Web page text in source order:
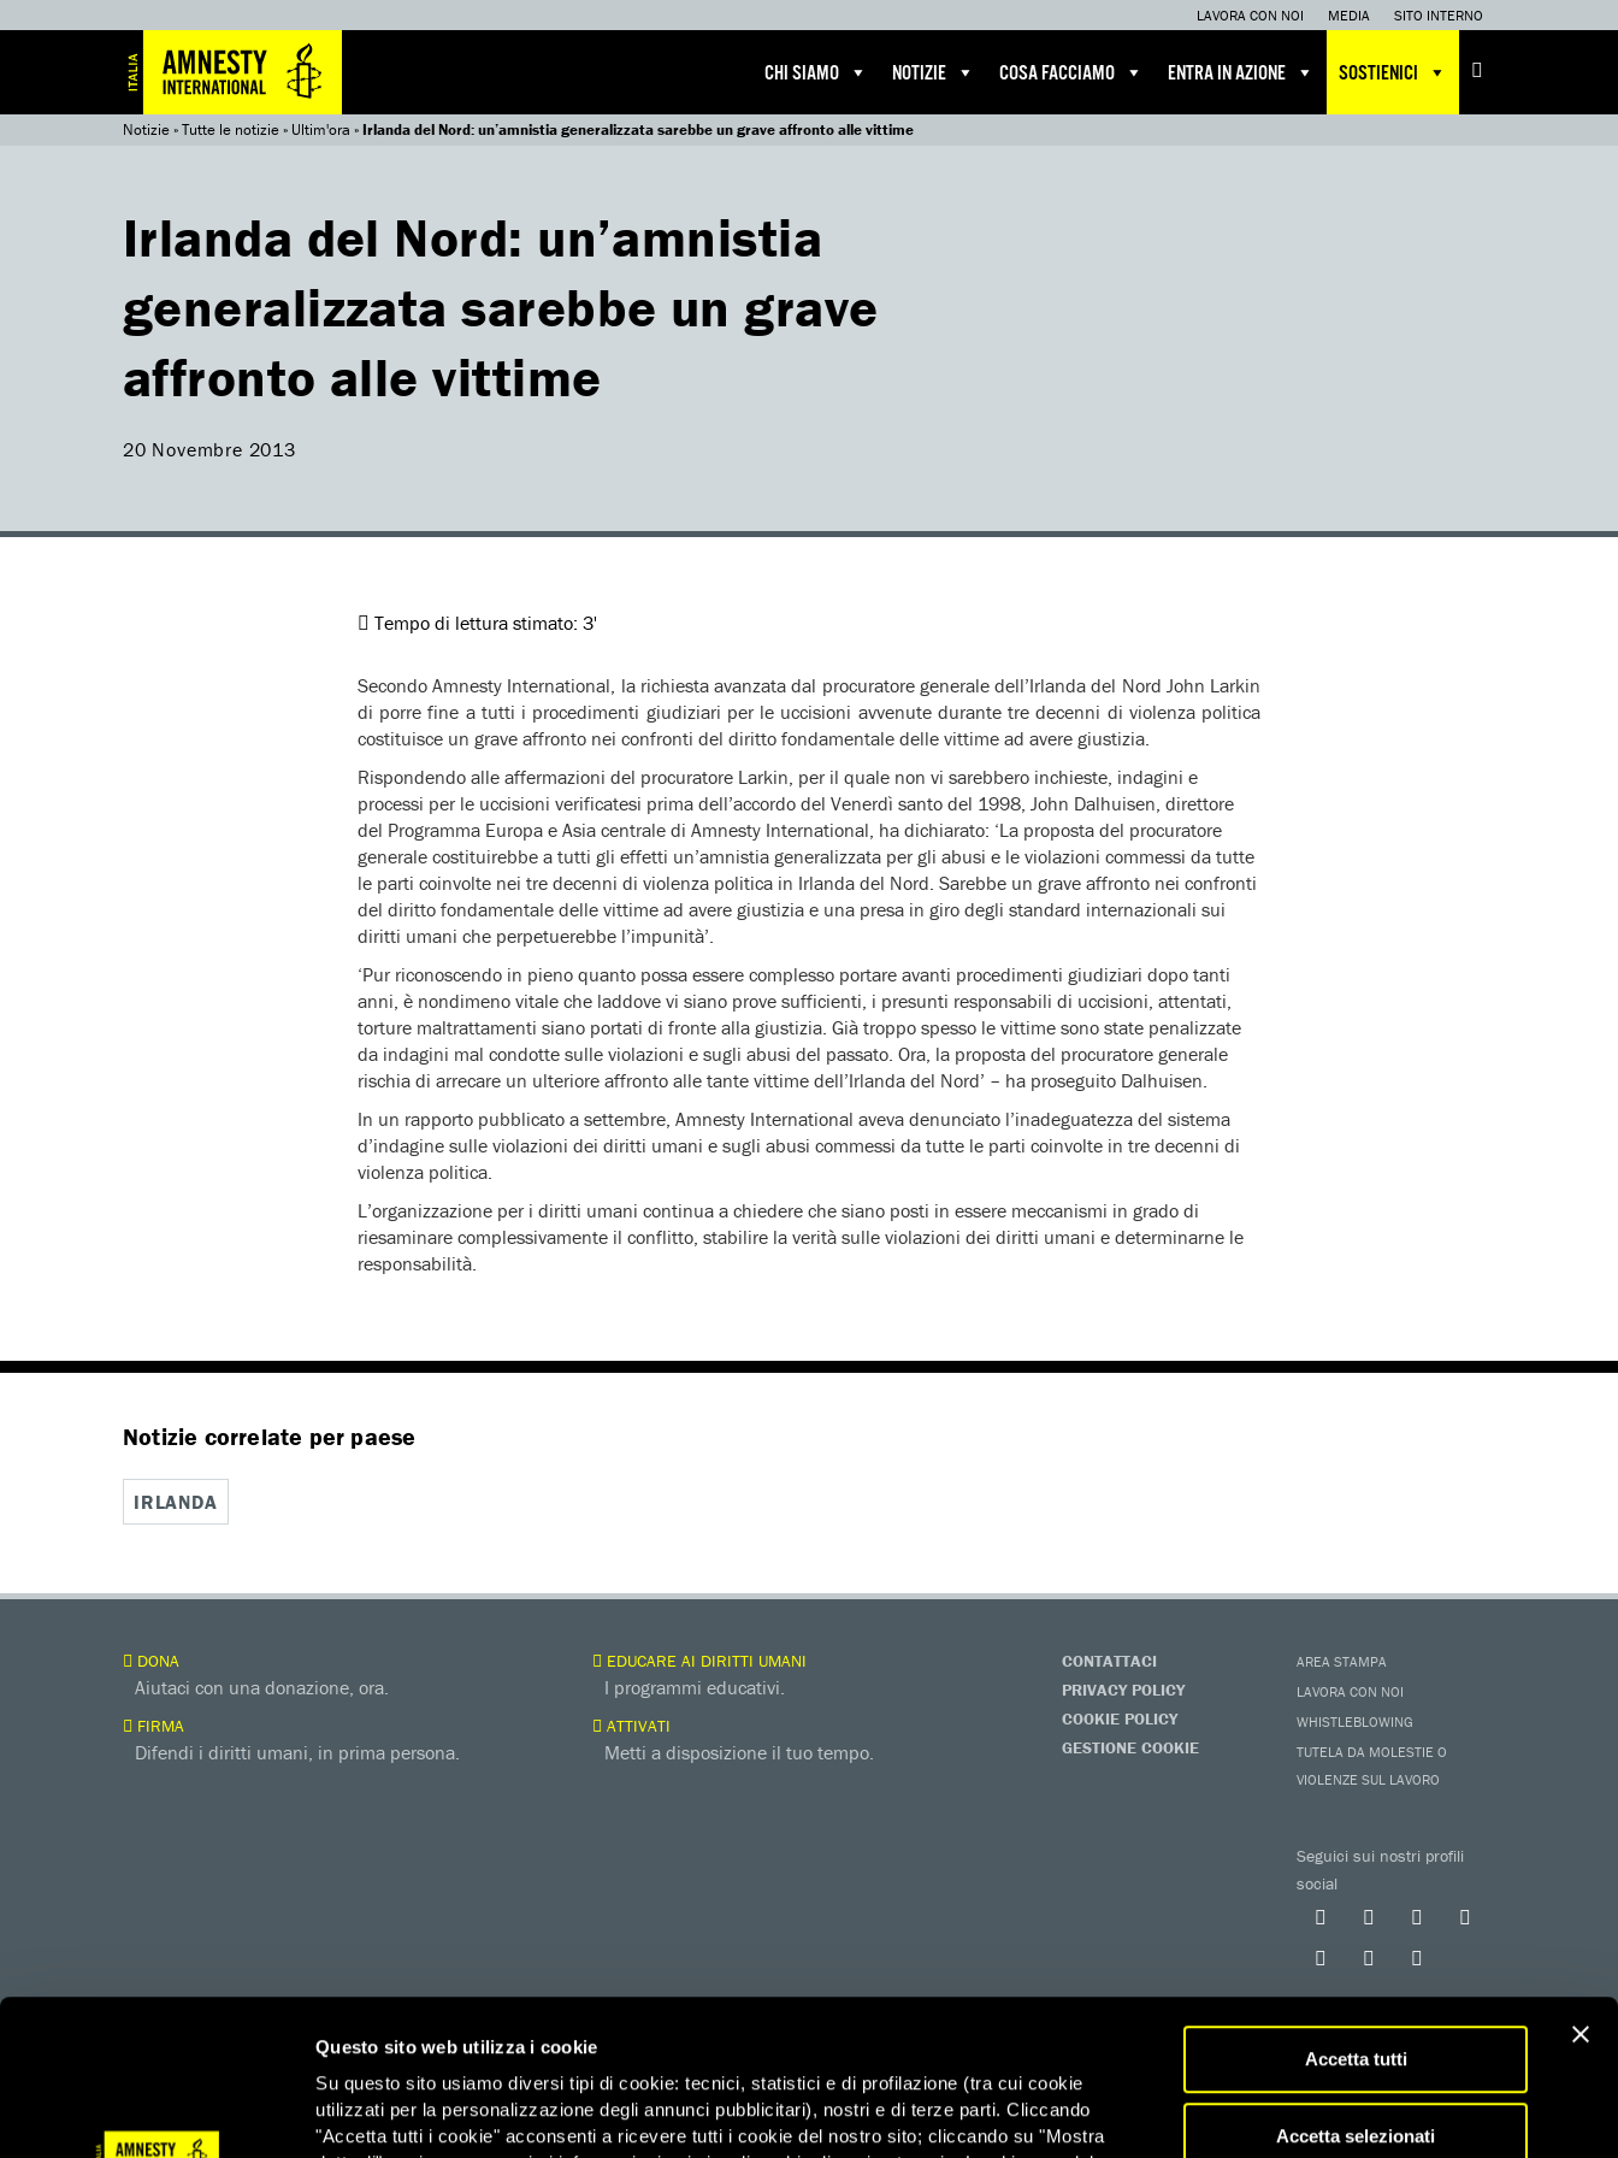
Questo sito web utilizza i cookie
Su questo sito usiamo diversi tipi di cookie: tecnici, statistici e di profilazione (tra cui cookie
utilizzati per la personalizzazione degli annunci pubblicitari), nostri e di terze parti. Cliccando
"Accetta tutti i cookie" acconsenti a ricevere tutti i cookie del nostro sito; cliccando su "Mostra
Accetta tutti
Accetta selezionati
LAVORA CON NOI MEDIA SITO INTERNO
CHI SIAMO NOTIZIE COSA FACCIAMO ENTRA IN AZIONE SOSTIENICI
Notizie»Tutte le notizie» Ultim'ora »Irlanda del Nord: un’amnistia generalizzata sarebbe un grave affronto alle vittime
Irlanda del Nord: un’amnistia
generalizzata sarebbe un grave
affronto alle vittime
20 Novembre 2013
Tempo di lettura stimato: 3'
Secondo Amnesty International, la richiesta avanzata dal procuratore generale dell’Irlanda del Nord John Larkin
di porre fine a tutti i procedimenti giudiziari per le uccisioni avvenute durante tre decenni di violenza politica
costituisce un grave affronto nei confronti del diritto fondamentale delle vittime ad avere giustizia.
Rispondendo alle affermazioni del procuratore Larkin, per il quale non vi sarebbero inchieste, indagini e
processi per le uccisioni verificatesi prima dell’accordo del Venerdì santo del 1998, John Dalhuisen, direttore
del Programma Europa e Asia centrale di Amnesty International, ha dichiarato: ‘La proposta del procuratore
generale costituirebbe a tutti gli effetti un’amnistia generalizzata per gli abusi e le violazioni commessi da tutte
le parti coinvolte nei tre decenni di violenza politica in Irlanda del Nord. Sarebbe un grave affronto nei confronti
del diritto fondamentale delle vittime ad avere giustizia e una presa in giro degli standard internazionali sui
diritti umani che perpetuerebbe l’impunità’.
‘Pur riconoscendo in pieno quanto possa essere complesso portare avanti procedimenti giudiziari dopo tanti
anni, è nondimeno vitale che laddove vi siano prove sufficienti, i presunti responsabili di uccisioni, attentati,
torture maltrattamenti siano portati di fronte alla giustizia. Già troppo spesso le vittime sono state penalizzate
da indagini mal condotte sulle violazioni e sugli abusi del passato. Ora, la proposta del procuratore generale
rischia di arrecare un ulteriore affronto alle tante vittime dell’Irlanda del Nord’ – ha proseguito Dalhuisen.
In un rapporto pubblicato a settembre, Amnesty International aveva denunciato l’inadeguatezza del sistema
d’indagine sulle violazioni dei diritti umani e sugli abusi commessi da tutte le parti coinvolte in tre decenni di
violenza politica.
L’organizzazione per i diritti umani continua a chiedere che siano posti in essere meccanismi in grado di
riesaminare complessivamente il conflitto, stabilire la verità sulle violazioni dei diritti umani e determinarne le
responsabilità.
Notizie correlate per paese
IRLANDA
DONA
Aiutaci con una donazione, ora.
FIRMA
Difendi i diritti umani, in prima persona.
EDUCARE AI DIRITTI UMANI
I programmi educativi.
ATTIVATI
Metti a disposizione il tuo tempo.
CONTATTACI
PRIVACY POLICY
COOKIE POLICY
GESTIONE COOKIE
AREA STAMPA
LAVORA CON NOI
WHISTLEBLOWING
TUTELA DA MOLESTIE O
VIOLENZE SUL LAVORO
Seguici sui nostri profili
social
amnesty.org
Amnesty International – Sezione Italiana OdV – Via Ludovico di Savoia 2b (Spazio 3M) – 00185 Roma, Organizzazione di Volontariato iscritta al RUNTS con determinazione n. G02926 del